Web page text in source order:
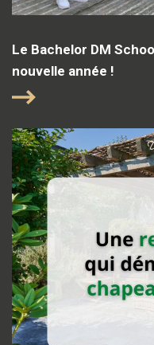
Le Bachelor DM
nouvelle année !